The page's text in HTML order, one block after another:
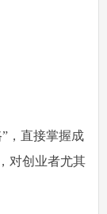
，直接掌握成
对创业者尤其